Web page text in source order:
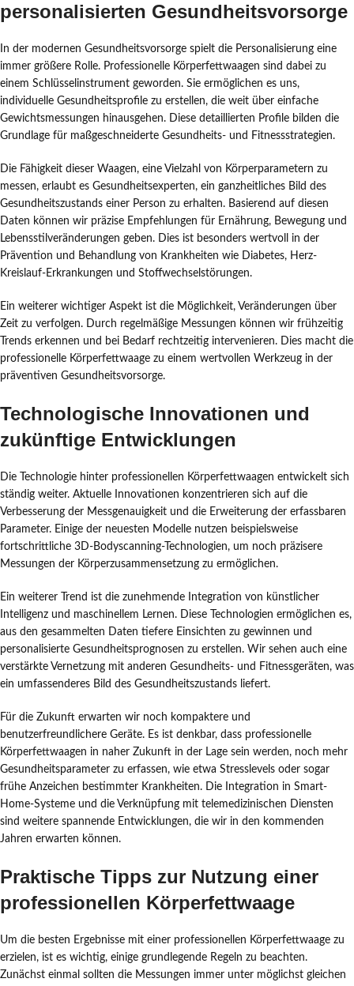
personalisierten Gesundheitsvorsorge
In der modernen Gesundheitsvorsorge spielt die Personalisierung eine
immer größere Rolle. Professionelle Körperfettwaagen sind dabei zu
einem Schlüsselinstrument geworden. Sie ermöglichen es uns,
individuelle Gesundheitsprofile zu erstellen, die weit über einfache
Gewichtsmessungen hinausgehen. Diese detaillierten Profile bilden die
Grundlage für maßgeschneiderte Gesundheits- und Fitnessstrategien.
Die Fähigkeit dieser Waagen, eine Vielzahl von Körperparametern zu
messen, erlaubt es Gesundheitsexperten, ein ganzheitliches Bild des
Gesundheitszustands einer Person zu erhalten. Basierend auf diesen
Daten können wir präzise Empfehlungen für Ernährung, Bewegung und
Lebensstilveränderungen geben. Dies ist besonders wertvoll in der
Prävention und Behandlung von Krankheiten wie Diabetes, Herz-
Kreislauf-Erkrankungen und Stoffwechselstörungen.
Ein weiterer wichtiger Aspekt ist die Möglichkeit, Veränderungen über
Zeit zu verfolgen. Durch regelmäßige Messungen können wir frühzeitig
Trends erkennen und bei Bedarf rechtzeitig intervenieren. Dies macht die
professionelle Körperfettwaage zu einem wertvollen Werkzeug in der
präventiven Gesundheitsvorsorge.
Technologische Innovationen und
zukünftige Entwicklungen
Die Technologie hinter professionellen Körperfettwaagen entwickelt sich
ständig weiter. Aktuelle Innovationen konzentrieren sich auf die
Verbesserung der Messgenauigkeit und die Erweiterung der erfassbaren
Parameter. Einige der neuesten Modelle nutzen beispielsweise
fortschrittliche 3D-Bodyscanning-Technologien, um noch präzisere
Messungen der Körperzusammensetzung zu ermöglichen.
Ein weiterer Trend ist die zunehmende Integration von künstlicher
Intelligenz und maschinellem Lernen. Diese Technologien ermöglichen es,
aus den gesammelten Daten tiefere Einsichten zu gewinnen und
personalisierte Gesundheitsprognosen zu erstellen. Wir sehen auch eine
verstärkte Vernetzung mit anderen Gesundheits- und Fitnessgeräten, was
ein umfassenderes Bild des Gesundheitszustands liefert.
Für die Zukunft erwarten wir noch kompaktere und
benutzerfreundlichere Geräte. Es ist denkbar, dass professionelle
Körperfettwaagen in naher Zukunft in der Lage sein werden, noch mehr
Gesundheitsparameter zu erfassen, wie etwa Stresslevels oder sogar
frühe Anzeichen bestimmter Krankheiten. Die Integration in Smart-
Home-Systeme und die Verknüpfung mit telemedizinischen Diensten
sind weitere spannende Entwicklungen, die wir in den kommenden
Jahren erwarten können.
Praktische Tipps zur Nutzung einer
professionellen Körperfettwaage
Um die besten Ergebnisse mit einer professionellen Körperfettwaage zu
erzielen, ist es wichtig, einige grundlegende Regeln zu beachten.
Zunächst einmal sollten die Messungen immer unter möglichst gleichen